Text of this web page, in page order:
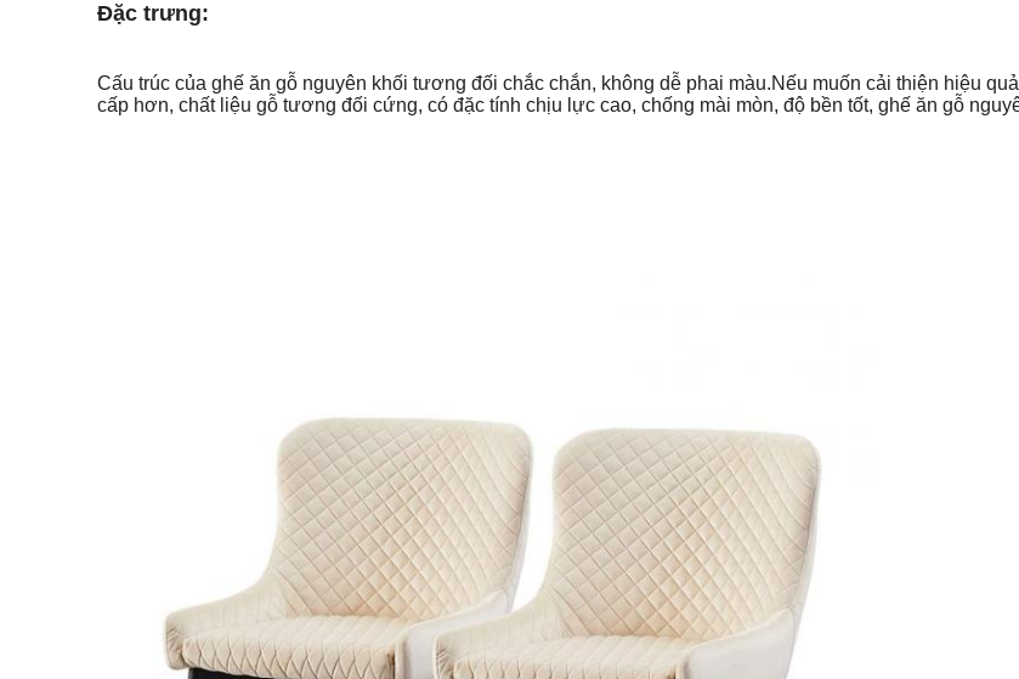
Đặc trưng:
Cấu trúc của ghế ăn gỗ nguyên khối tương đối chắc chắn, không dễ phai màu.Nếu muốn cải thiện hiệu
cấp hơn, chất liệu gỗ tương đối cứng, có đặc tính chịu lực cao, chống mài mòn, độ bền tốt, ghế ăn gỗ